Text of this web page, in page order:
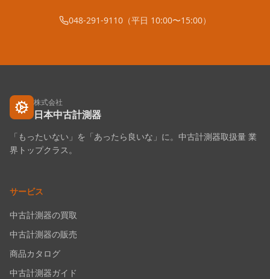
048-291-9110（平日 10:00〜15:00）
株式会社
日本中古計測器
「もったいない」を「あったら良いな」に。中古計測器取扱量 業
界トップクラス。
サービス
中古計測器の買取
中古計測器の販売
商品カタログ
中古計測器ガイド